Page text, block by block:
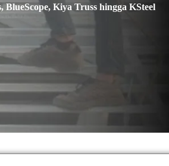
Kiya Truss hingga KSteel